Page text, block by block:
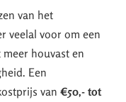
van het
veelal voor om een
houvast en
Een
van €50,- tot